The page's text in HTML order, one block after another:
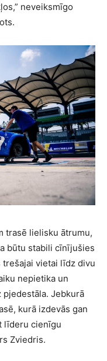
neveiksmīgo
trasē lielisku ātrumu,
būtu stabili cīnījušies
trešajai vietai līdz divu
nepietika un
pjedestāla. Jebkurā
kurā izdevās gan
līderu cienīgu
Zviedris.